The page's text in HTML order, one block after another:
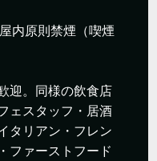
内原則禁煙（喫煙
迎。同様の飲食店
ェスタッフ・居酒
タリアン・フレン
ファーストフード